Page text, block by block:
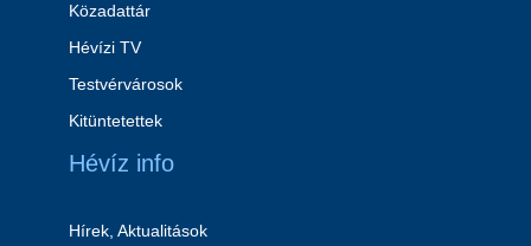
Közadattár
Hévízi TV
Testvérvárosok
Kitüntetettek
Hévíz info
Hírek, Aktualitások